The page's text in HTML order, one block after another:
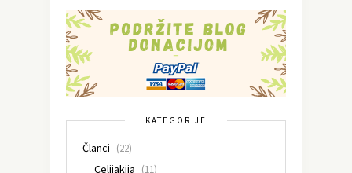
KATEGORIJE
Članci (22)
Celijakija (11)